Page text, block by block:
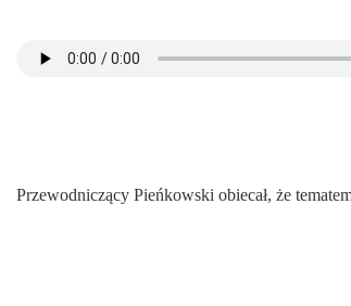
Przewodniczący Pieńkowski obiecał, że